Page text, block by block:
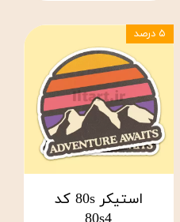
استیکر 80s کد
۵ درصد